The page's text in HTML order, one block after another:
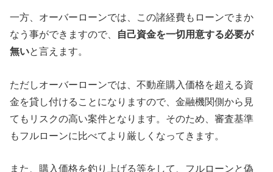
一方、オーバーローンでは、この諸経費もローンでまか
なう事ができますので、 自己資金を一切用意する必要が
無いと言えます。
ただしオーバーローンでは、不動産購入価格を超える資
金を貸し付けることになりますので、金融機関側から見
てもリスクの高い案件となります。そのため、審査基準
もフルローンに比べてより厳しくなってきます。
また、購入価格を釣り上げる等をして、フルローンと偽